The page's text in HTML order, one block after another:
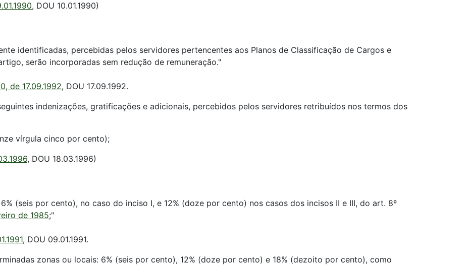
, DOU 10.01.1990)
identificadas, percebidas pelos servidores pertencentes aos Planos de Classificação de Cargos e
serão incorporadas sem redução de remuneração."
de 17.09.1992, DOU 17.09.1992.
indenizações, gratificações e adicionais, percebidos pelos servidores retribuídos nos termos dos
vírgula cinco por cento);
, DOU 18.03.1996)
(seis por cento), no caso do inciso I, e 12% (doze por cento) nos casos dos incisos II e III, do art. 8º
de 1985;"
, DOU 09.01.1991.
zonas ou locais: 6% (seis por cento), 12% (doze por cento) e 18% (dezoito por cento), como